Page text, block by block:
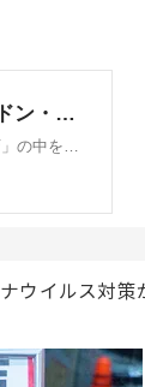
ウイルス対策